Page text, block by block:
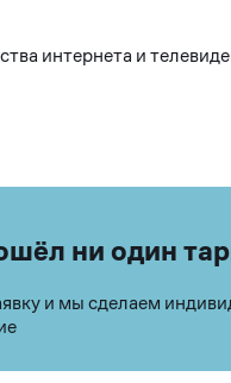
интернета и
ни один
и мы сделаем